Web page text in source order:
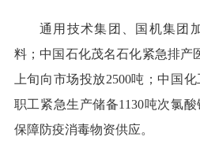
通用技术集团、国机集团
料；中国石化茂名石化紧急排产
上旬向市场投放2500吨；中国
职工紧急生产储备1130吨次氯
保障防疫消毒物资供应。